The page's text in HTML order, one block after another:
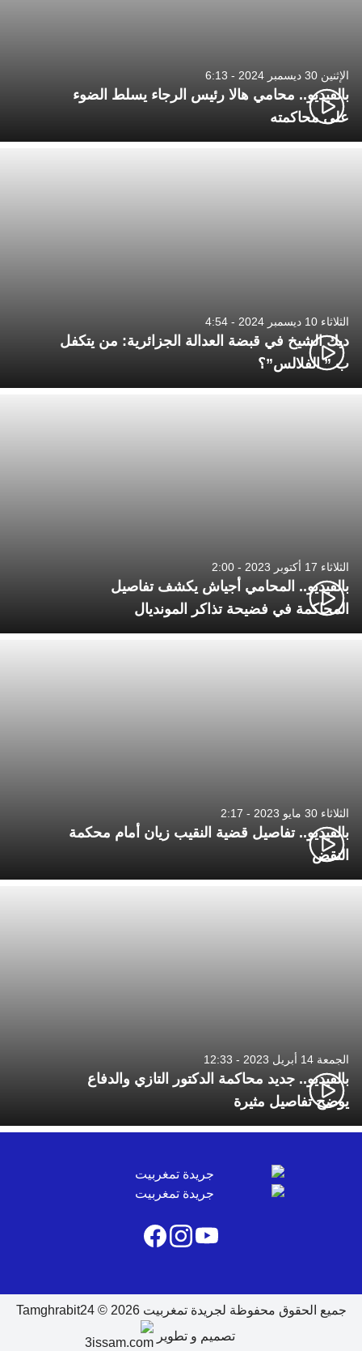
الإثنين 30 ديسمبر 2024 - 6:13
بالفيديو.. محامي هالا رئيس الرجاء يسلط الضوء
على محاكمته
الثلاثاء 10 ديسمبر 2024 - 4:54
ديك الشيخ في قبضة العدالة الجزائرية: من يتكفل
ب ” الفلالس”؟
الثلاثاء 17 أكتوبر 2023 - 2:00
بالفيديو.. المحامي أجياش يكشف تفاصيل
المحاكمة في فضيحة تذاكر المونديال
الثلاثاء 30 مايو 2023 - 2:17
بالفيديو.. تفاصيل قضية النقيب زيان أمام محكمة
النقض
الجمعة 14 أبريل 2023 - 12:33
بالفيديو.. جديد محاكمة الدكتور التازي والدفاع
يوضح تفاصيل مثيرة
جميع الحقوق محفوظة لجريدة تمغربيت 2026 © Tamghrabit24
تصميم و تطوير